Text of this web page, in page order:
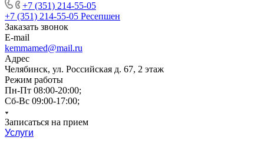
+7 (351) 214-55-05
+7 (351) 214-55-05 Ресепшен
Заказать звонок
E-mail
kemmamed@mail.ru
Адрес
Челябинск, ул. Российская д. 67, 2 этаж
Режим работы
Пн-Пт 08:00-20:00;
Сб-Вс 09:00-17:00;
Записаться на прием
Услуги